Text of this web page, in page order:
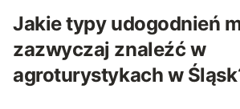
Jakie typy udogodnień
zazwyczaj znaleźć w
agroturystykach w